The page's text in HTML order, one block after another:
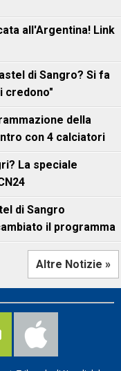
all'Argentina! Link
di Sangro? Si fa
credono"
della
con 4 calciatori
La speciale
di Sangro
il programma
Altre Notizie »